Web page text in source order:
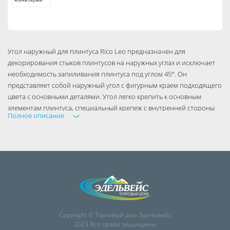
Угол наружный для плинтуса Rico Leo предназначен для
декорирования стыков плинтусов на наружных углах и исключает
необходимость запиливания плинтуса под углом 45°. Он
представляет собой наружный угол с фигурным краем подходящего
цвета с основными деталями. Угол легко крепить к основным
элементам плинтуса, специальный крепеж с внутренней стороны
вставляется в паз планок и надежно фиксируется. Производство
изделий.
Полное описание
Copyright © Торговый дом Эдельвейс
2023 Все права защищены